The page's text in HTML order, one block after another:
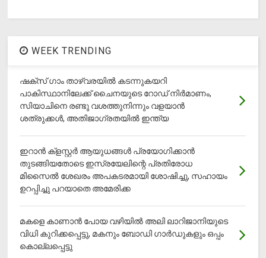
WEEK TRENDING
ഷക്സ് ​ഗാം താഴ്‌വരയിൽ കടന്നുകയറി
പാകിസ്ഥാനിലേക്ക് ചൈനയുടെ റോഡ് നിർമാണം,
സിയാചിനെ രണ്ടു വശത്തുനിന്നും വളയാൻ
ശത്രുക്കൾ, അതിജാ​ഗ്രതയിൽ ഇന്ത്യ
ഇറാന്‍ ക്‌ളസ്റ്റര്‍ ആയുധങ്ങള്‍ പ്രയോഗിക്കാന്‍
തുടങ്ങിയതോടെ ഇസ്രയേലിന്റെ പ്രതിരോധ
മിസൈല്‍ ശേഖരം അപകടരമായി ശോഷിച്ചു, സഹായം
ഉറപ്പിച്ചു പറയാതെ അമേരിക്ക
മകളെ കാണാന്‍ പോയ വഴിയില്‍ അലി ലാറിജാനിയുടെ
വിധി കുറിക്കപ്പെട്ടു, മകനും ബോഡി ഗാര്‍ഡുകളും ഒപ്പം
കൊല്ലപ്പെട്ടു